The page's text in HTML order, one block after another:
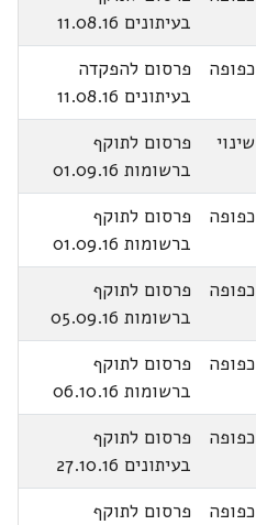
בעיתונים 11.08.16
כפופה
פרסום להפקדה
בעיתונים 11.08.16
שינוי
פרסום לתוקף
ברשומות 01.09.16
כפופה
פרסום לתוקף
ברשומות 01.09.16
כפופה
פרסום לתוקף
ברשומות 05.09.16
כפופה
פרסום לתוקף
ברשומות 06.10.16
כפופה
פרסום לתוקף
בעיתונים 27.10.16
כפופה
פרסום לתוקף